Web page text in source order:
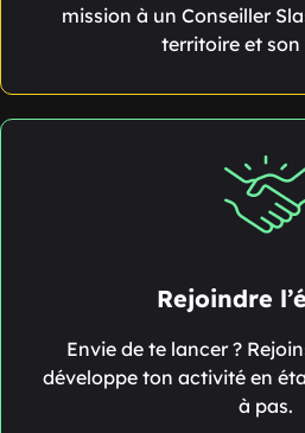
mission à un Conseiller
territoire et son
Rejoindre
Envie de te lancer ?
développe ton activité en
à pas.